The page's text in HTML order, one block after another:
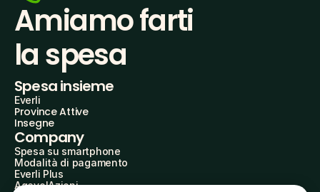
Amiamo farti
la spesa
Spesa insieme
Everli
Province Attive
Insegne
Company
Spesa su smartphone
Modalità di pagamento
Everli Plus
AgevolAzioni